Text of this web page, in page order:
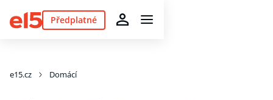
Předplatné
e15.cz Domácí